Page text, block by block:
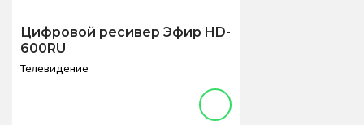
Цифровой ресивер Эфир HD-
600RU
Телевидение